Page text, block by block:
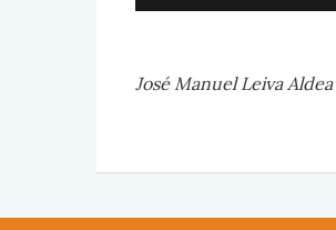
José Manuel Leiva Aldea